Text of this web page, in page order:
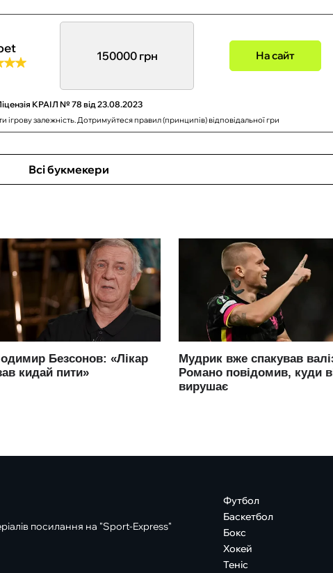
150000 грн На сайт
КРАІЛ № 78 від 23.08.2023
ігрову залежність. Дотримуйтеся правил (принципів) відповідальної гри
Всі букмекери
посилання на "Sport-Express"
Футбол
Баскетбол
Бокс
Хокей
Теніс